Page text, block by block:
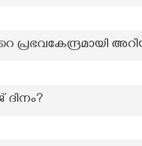
പ്രഭവകേന്ദ്രമായി